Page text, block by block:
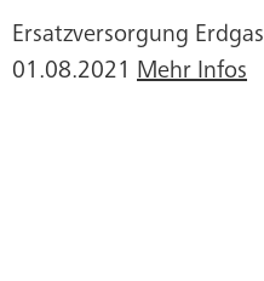
Ersatzversorgung
01.08.2021 Mehr Infos